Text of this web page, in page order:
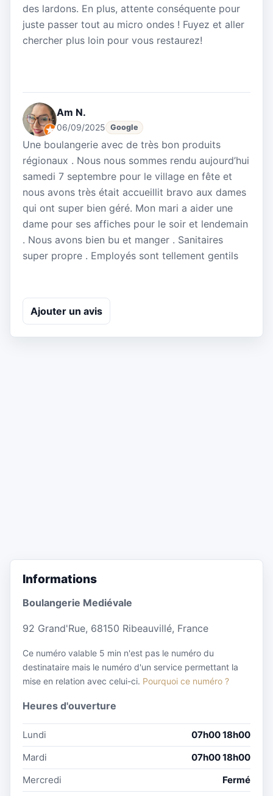
des lardons. En plus, attente conséquente pour
juste passer tout au micro ondes ! Fuyez et aller
chercher plus loin pour vous restaurez!
Am N.
06/09/2025 Google
Une boulangerie avec de très bon produits
régionaux . Nous nous sommes rendu aujourd’hui
samedi 7 septembre pour le village en fête et
nous avons très était accueillit bravo aux dames
qui ont super bien géré. Mon mari a aider une
dame pour ses affiches pour le soir et lendemain
. Nous avons bien bu et manger . Sanitaires
super propre . Employés sont tellement gentils
Ajouter un avis
Informations
Boulangerie Mediévale
92 Grand'Rue, 68150 Ribeauvillé, France
Ce numéro valable 5 min n'est pas le numéro du
destinataire mais le numéro d'un service permettant la
mise en relation avec celui-ci. Pourquoi ce numéro ?
Heures d'ouverture
Lundi
07h00 18h00
Mardi
07h00 18h00
Mercredi
Fermé